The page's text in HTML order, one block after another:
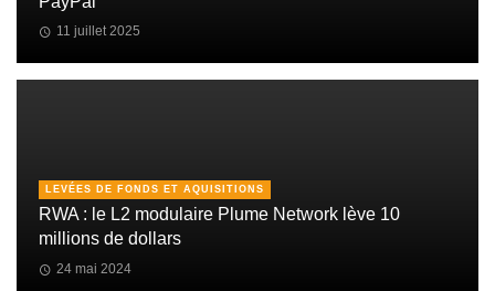
11 juillet 2025
LEVÉES DE FONDS ET AQUISITIONS
RWA : le L2 modulaire Plume Network lève 10
millions de dollars
24 mai 2024